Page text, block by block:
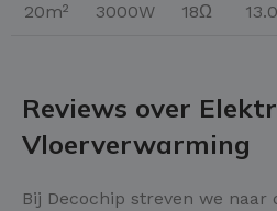
20m² 3000W 18Ω
Reviews over
Vloerverwarming
Bij Decochip streven we